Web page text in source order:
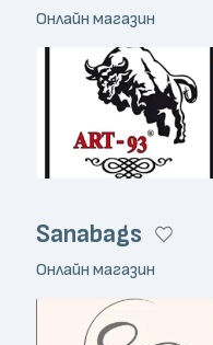
Онлайн магазин
Sanabags
Онлайн магазин